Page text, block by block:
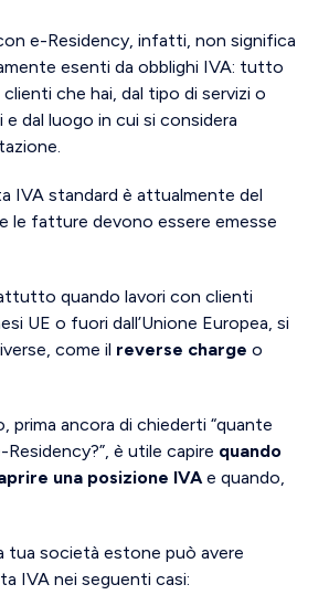
e-Residency, infatti, non significa
esenti da obblighi IVA: tutto
che hai, dal tipo di servizi o
dal luogo in cui si considera
IVA standard è attualmente del
le fatture devono essere emesse
quando lavori con clienti
UE o fuori dall’Unione Europea, si
come il reverse charge o
prima ancora di chiederti “quante
Residency?”, è utile capire quando
una posizione IVAe quando,
tua società estone può avere
IVA nei seguenti casi: